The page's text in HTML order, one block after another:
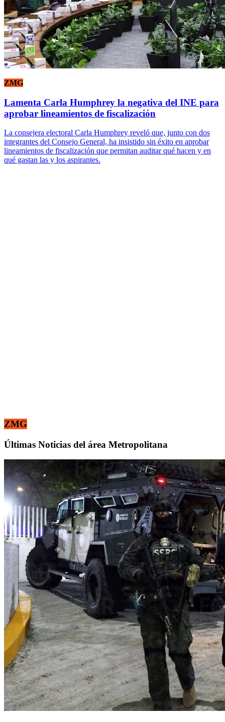
ZMG
Lamenta Carla Humphrey la negativa del INE para
aprobar lineamientos de fiscalización
La consejera electoral Carla Humphrey reveló que, junto con dos
integrantes del Consejo General, ha insistido sin éxito en aprobar
lineamientos de fiscalización que permitan auditar qué hacen y en
qué gastan las y los aspirantes.
ZMG
Últimas Noticias del área Metropolitana